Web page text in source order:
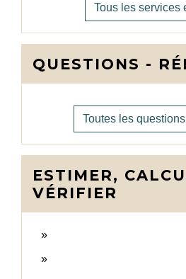
Tous les services
QUESTIONS -
Toutes les
ESTIMER,
VÉRIFIER